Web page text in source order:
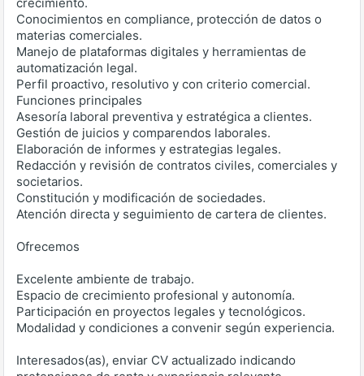
Conocimientos en compliance, protección de datos o
materias comerciales.
Manejo de plataformas digitales y herramientas de
automatización legal.
Perfil proactivo, resolutivo y con criterio comercial.
Funciones principales
Asesoría laboral preventiva y estratégica a clientes.
Gestión de juicios y comparendos laborales.
Elaboración de informes y estrategias legales.
Redacción y revisión de contratos civiles, comerciales y
societarios.
Constitución y modificación de sociedades.
Atención directa y seguimiento de cartera de clientes.
Ofrecemos
Excelente ambiente de trabajo.
Espacio de crecimiento profesional y autonomía.
Participación en proyectos legales y tecnológicos.
Modalidad y condiciones a convenir según experiencia.
Interesados(as), enviar CV actualizado indicando